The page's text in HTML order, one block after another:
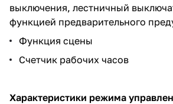
выключения, лестничный
функцией предварительного
Функция сцены
Счетчик рабочих часов
Характеристики режима